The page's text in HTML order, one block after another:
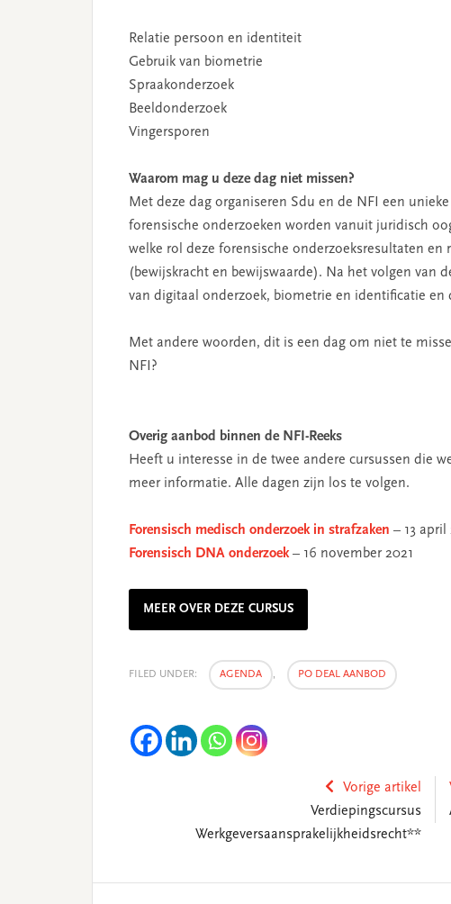
Relatie persoon en identiteit
Gebruik van biometrie
Spraakonderzoek
Beeldonderzoek
Vingersporen
Waarom mag u deze dag niet missen?
Met deze dag organiseren Sdu en de NFI een
forensische onderzoeken worden vanuit juridisch
welke rol deze forensische onderzoeksresultaten
(bewijskracht en bewijswaarde). Na het volgen van
van digitaal onderzoek, biometrie en identificatie en
Met andere woorden, dit is een dag om niet te
NFI?
Overig aanbod binnen de NFI-Reeks
Heeft u interesse in de twee andere cursussen die
meer informatie. Alle dagen zijn los te volgen.
Forensisch medisch onderzoek in strafzaken – 13 april
Forensisch DNA onderzoek– 16 november 2021
MEER OVER DEZE CURSUS
FILED UNDER: AGENDA , PO DEAL AANBOD
Vorige artikel
Verdiepingscursus
Werkgeversaansprakelijkheidsrecht**